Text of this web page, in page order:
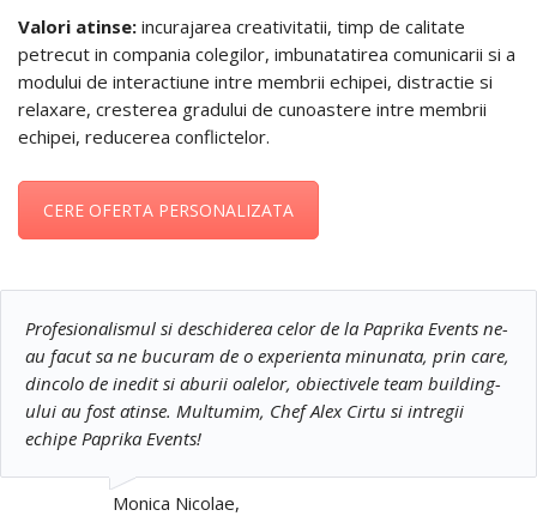
Valori atinse: incurajarea creativitatii, timp de calitate
petrecut in compania colegilor, imbunatatirea comunicarii si a
modului de interactiune intre membrii echipei, distractie si
relaxare, cresterea gradului de cunoastere intre membrii
echipei, reducerea conflictelor.
CERE OFERTA PERSONALIZATA
Profesionalismul si deschiderea celor de la Paprika Events ne-
au facut sa ne bucuram de o experienta minunata, prin care,
dincolo de inedit si aburii oalelor, obiectivele team building-
ului au fost atinse. Multumim, Chef Alex Cirtu si intregii
echipe Paprika Events!
Monica Nicolae,